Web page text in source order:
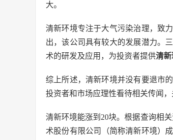
大。
清新环境专注于大气污染治理，致
出，该公司具有较大的发展潜力。
术的研发及应用，为投资者提供清
综上所述，清新环境并没有要退市
投资者和市场应理性看待相关传闻
清新环境能涨到20块。根据查询相
术股份有限公司（简称清新环境）